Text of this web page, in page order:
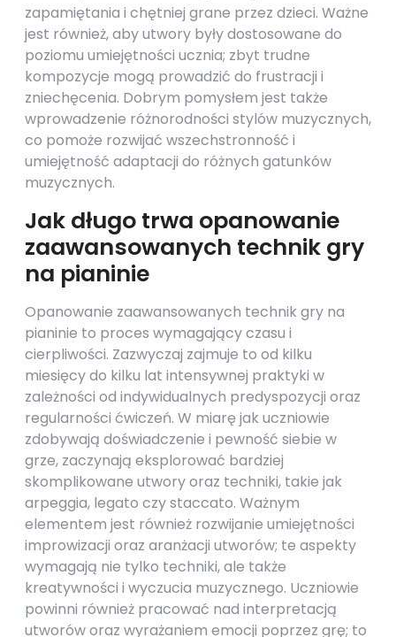
zapamiętania i chętniej grane przez dzieci. Ważne
jest również, aby utwory były dostosowane do
poziomu umiejętności ucznia; zbyt trudne
kompozycje mogą prowadzić do frustracji i
zniechęcenia. Dobrym pomysłem jest także
wprowadzenie różnorodności stylów muzycznych,
co pomoże rozwijać wszechstronność i
umiejętność adaptacji do różnych gatunków
muzycznych.
Jak długo trwa opanowanie
zaawansowanych technik gry
na pianinie
Opanowanie zaawansowanych technik gry na
pianinie to proces wymagający czasu i
cierpliwości. Zazwyczaj zajmuje to od kilku
miesięcy do kilku lat intensywnej praktyki w
zależności od indywidualnych predyspozycji oraz
regularności ćwiczeń. W miarę jak uczniowie
zdobywają doświadczenie i pewność siebie w
grze, zaczynają eksplorować bardziej
skomplikowane utwory oraz techniki, takie jak
arpeggia, legato czy staccato. Ważnym
elementem jest również rozwijanie umiejętności
improwizacji oraz aranżacji utworów; te aspekty
wymagają nie tylko techniki, ale także
kreatywności i wyczucia muzycznego. Uczniowie
powinni również pracować nad interpretacją
utworów oraz wyrażaniem emocji poprzez grę; to